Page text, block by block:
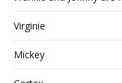
Virginie
Mickey